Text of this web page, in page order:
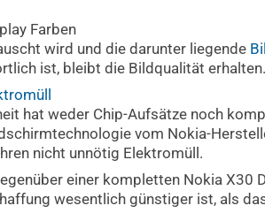
Farben
wird und die darunter liegende
ist, bleibt die Bildqualität erhalten.
hat weder Chip-Aufsätze noch
vom Nokia-
nicht unnötig Elektromüll.
einer kompletten Nokia X30
wesentlich günstiger ist, als